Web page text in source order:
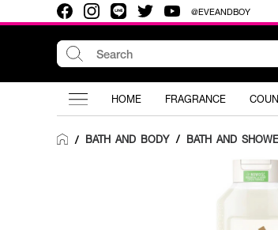
@EVEANDBOY
HOME FRAGRANCE
/ BATH AND BODY / BATH AND